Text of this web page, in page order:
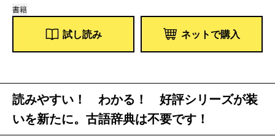
書籍
試し読み ネットで購入
読みやすい！ わかる！ 好評シリーズが装
いを新たに。古語辞典は不要です！